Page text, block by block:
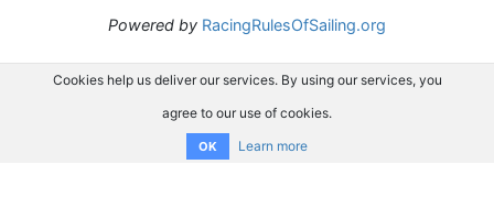
Powered by RacingRulesOfSailing.org
Cookies help us deliver our services. By using our services, you
agree to our use of cookies.
OK Learn more